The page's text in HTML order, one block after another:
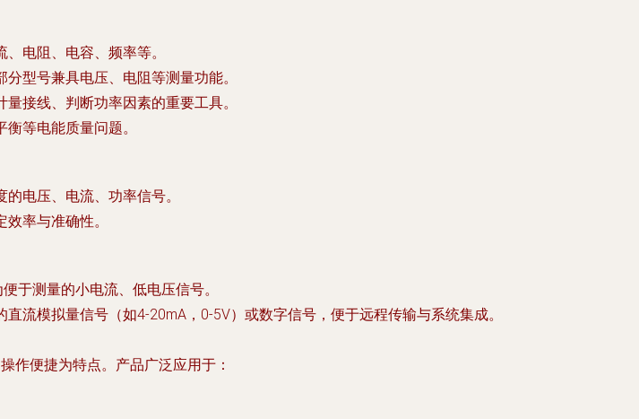
电阻、电容、频率等。
型号兼具电压、电阻等测量功能。
接线、判断功率因素的重要工具。
等电能质量问题。
电压、电流、功率信号。
率与准确性。
于测量的小电流、低电压信号。
流模拟量信号（如4-20mA，0-5V）或数字信号，便于远程传输与系统集成。
作便捷为特点。产品广泛应用于：